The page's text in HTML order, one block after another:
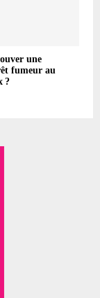
une
fumeur au
?